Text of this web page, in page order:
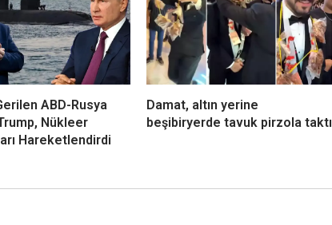
ABD-Rusya
Nükleer
Hareketlendirdi
Damat, altın yerine
beşibiryerde tavuk pirzola taktı